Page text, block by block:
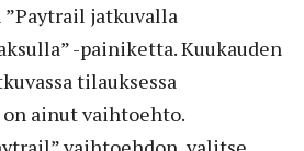
jatkuvalla
-painiketta. Kuukauden
tilauksessa
ainut vaihtoehto.